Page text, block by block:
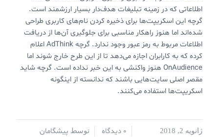
اطلاعاتی که در زمینه تبلیغات هدف‌دار بسیار ارزشمند است.
گرچه این اسکریپت‌ها برای ذخیره کردن نام‌های کاربری طراحی
شده‌اند اما هنوز راهکار مناسبی برای جلوگیری آن‌ها از دریافت
اطلاعات مربوط به رمز عبور وجود ندارد. گرچه AdThink اعلام
کرده که به کارابران اجازه می‌دهد تا از این طرح خارج شوند اما
OnAudience هنوز واکنشی به این خبر نداده است. گرچه شاید
مقصر اصلی سایت‌هایی باشند که ندانسته از اینگونه
اسکریپت‌ها استفاده می‌کنند.
ژانویه 2, 2018 / 0 دیدگاه/ توسط پیشگامان